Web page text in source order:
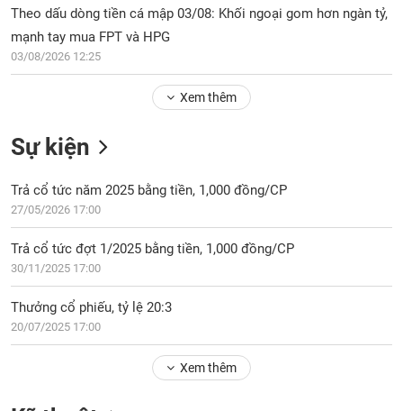
Tổng
Giao
dịch
Phân
kỹ
thuật
sơ
doanh
Tin
tức
Theo dấu dòng tiền cá mập 03/08: Khối ngoại gom hơn ngàn tỷ,
mạnh tay mua FPT và HPG
03/08/2026 12:25
Xem thêm
Sự kiện
Trả cổ tức năm 2025 bằng tiền, 1,000 đồng/CP
27/05/2026 17:00
Trả cổ tức đợt 1/2025 bằng tiền, 1,000 đồng/CP
30/11/2025 17:00
Thưởng cổ phiếu, tỷ lệ 20:3
20/07/2025 17:00
Xem thêm
VS-
SECTOR
NĂNG
LƯỢNG
NGUYÊN
VẬT
LIỆU